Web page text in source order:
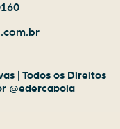
| Todos os Direitos
@edercapoia